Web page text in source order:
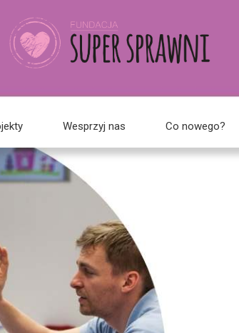
Wesprzyj nas Co nowego?